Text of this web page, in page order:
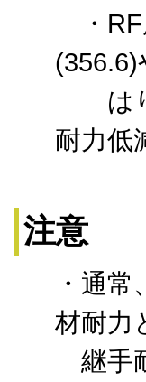
・RF
はり
耐力低
注意
・通
材耐力
継手